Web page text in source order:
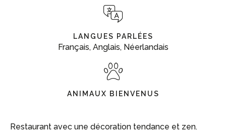
LANGUES PARLÉES
Français, Anglais, Néerlandais
ANIMAUX BIENVENUS
Restaurant avec une décoration tendance et zen.